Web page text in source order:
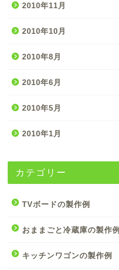
2010年11月
2010年10月
2010年8月
2010年6月
2010年5月
2010年1月
カテゴリー
TVボードの製作例
おままごと冷蔵庫の製作例
キッチンワゴンの製作例